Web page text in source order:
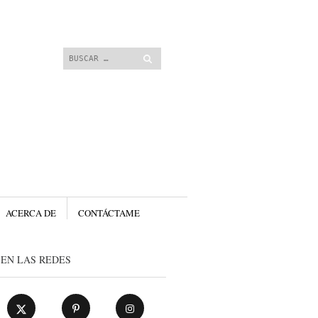
Buscar
ACERCA DE CONTÁCTAME
LAS REDES